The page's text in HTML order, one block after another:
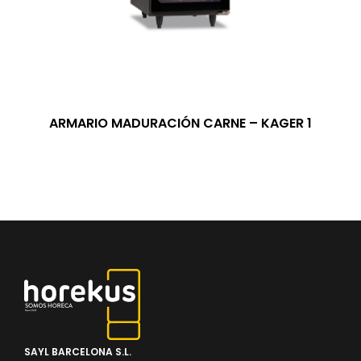
ARMARIO MADURACIÓN CARNE – KAGER 1
SAYL BARCELONA S.L.